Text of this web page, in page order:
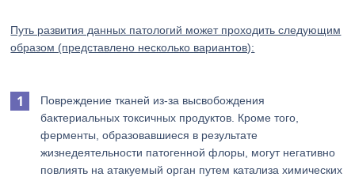
Путь развития данных патологий может проходить следующим
образом (представлено несколько вариантов):
Повреждение тканей из-за высвобождения
бактериальных токсичных продуктов. Кроме того,
ферменты, образовавшиеся в результате
жизнедеятельности патогенной флоры, могут негативно
повлиять на атакуемый орган путем катализа химических